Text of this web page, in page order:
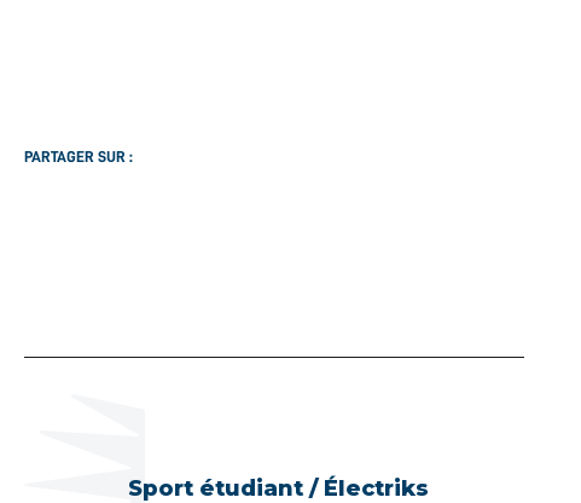
PARTAGER SUR :
Sport étudiant / Électriks